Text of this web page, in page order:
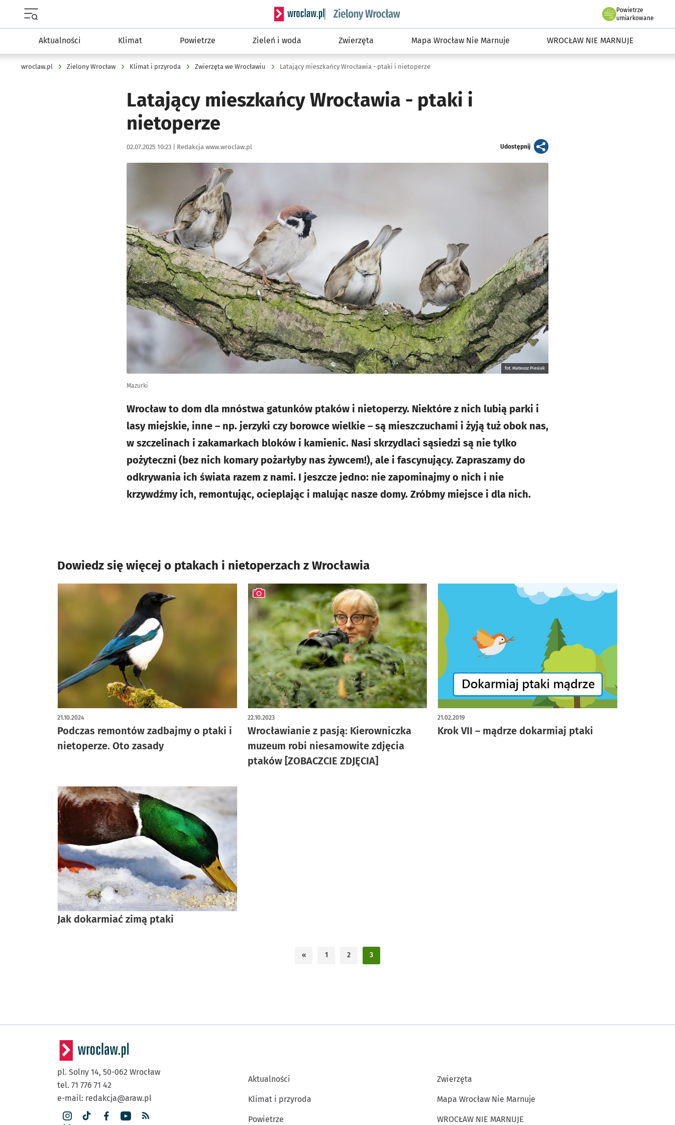
Serwis informacyjny wroclaw.pl podserwis: Środowisko we Wrocławiu
Powietrze
we Wrocławiu
umiarkowane
Aktualności Klimat Powietrze Zieleń i woda Zwierzęta Mapa Wrocław Nie Marnuje WROCŁAW NIE MARNUJE
wroclaw.pl Zielony Wrocław Klimat i przyroda Zwierzęta we Wrocławiu Latający mieszkańcy Wrocławia - ptaki i nietoperze
Latający mieszkańcy Wrocławia - ptaki i
nietoperze
Data publikacji:
02.07.2025 10:23 | Autor:
Redakcja www.wroclaw.pl Udostępnijartykuł
fot. Mateusz Piesiak
Mazurki
Wrocław to dom dla mnóstwa gatunków ptaków i nietoperzy. Niektóre z nich lubią parki i
lasy miejskie, inne – np. jerzyki czy borowce wielkie – są mieszczuchami i żyją tuż obok nas,
w szczelinach i zakamarkach bloków i kamienic. Nasi skrzydlaci sąsiedzi są nie tylko
pożyteczni (bez nich komary pożarłyby nas żywcem!), ale i fascynujący. Zapraszamy do
odkrywania ich świata razem z nami. I jeszcze jedno: nie zapominajmy o nich i nie
krzywdźmy ich, remontując, ocieplając i malując nasze domy. Zróbmy miejsce i dla nich.
Dowiedz się więcej o ptakach i nietoperzach z Wrocławia
Podczas remontów zadbajmy o ptaki i
nietoperze. Oto zasady
21.10.2024
Wrocławianie z pasją: Kierowniczka
muzeum robi niesamowite zdjęcia
ptaków [ZOBACZCIE ZDJĘCIA]
22.10.2023
artykuł z galerią zdjęć
Krok VII – mądrze dokarmiaj ptaki
21.02.2019
Jak dokarmiać zimą ptaki
« 1 2 3
pl. Solny 14, 50-062 Wrocław
tel. 71 776 71 42
e-mail: redakcja@araw.pl
Aktualności
Klimat i przyroda
Powietrze
Zwierzęta
Mapa Wrocław Nie Marnuje
WROCŁAW NIE MARNUJE